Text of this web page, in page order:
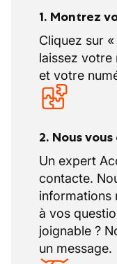
1. Montrez
Cliquez sur
laissez votre
et votre
2. Nous
Un expert
contacte.
informations
à vos
joignable ?
un message.